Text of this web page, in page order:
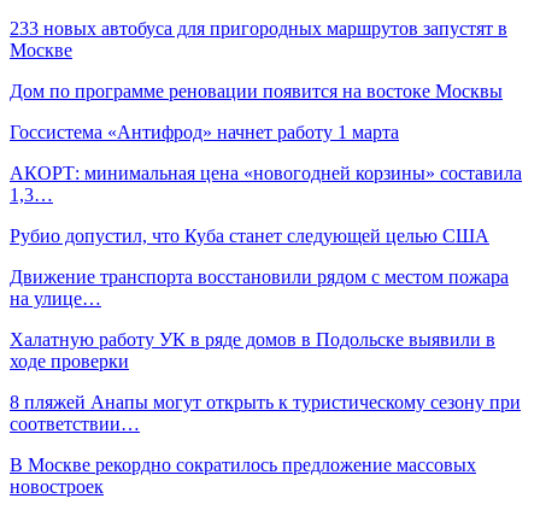
233 новых автобуса для пригородных маршрутов запустят в
Москве
Дом по программе реновации появится на востоке Москвы
Госсистема «Антифрод» начнет работу 1 марта
АКОРТ: минимальная цена «новогодней корзины» составила
1,3…
Рубио допустил, что Куба станет следующей целью США
Движение транспорта восстановили рядом с местом пожара
на улице…
Халатную работу УК в ряде домов в Подольске выявили в
ходе проверки
8 пляжей Анапы могут открыть к туристическому сезону при
соответствии…
В Москве рекордно сократилось предложение массовых
новостроек